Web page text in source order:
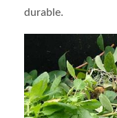
durable.